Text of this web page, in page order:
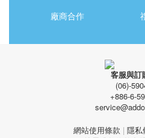
廠商合作
客服與訂
(06)-
+886-6-
網站使用條款 | 隱私